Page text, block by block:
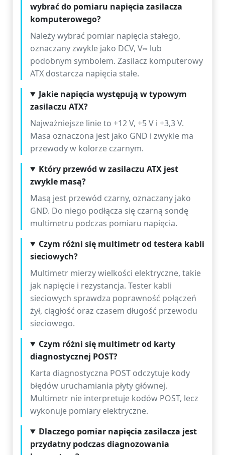
wybrać do pomiaru napięcia zasilacza
komputerowego?
Należy wybrać pomiar napięcia stałego,
oznaczany zwykle jako DCV, V⎓ lub
podobnym symbolem. Zasilacz komputerowy
ATX dostarcza napięcia stałe.
Jakie napięcia występują w typowym
zasilaczu ATX?
Najważniejsze linie to +12 V, +5 V i +3,3 V.
Masa oznaczona jest jako GND i zwykle ma
przewody w kolorze czarnym.
Który przewód w zasilaczu ATX jest
zwykle masą?
Masą jest przewód czarny, oznaczany jako
GND. Do niego podłącza się czarną sondę
multimetru podczas pomiaru napięcia.
Czym różni się multimetr od testera kabli
sieciowych?
Multimetr mierzy wielkości elektryczne, takie
jak napięcie i rezystancja. Tester kabli
sieciowych sprawdza poprawność połączeń
żył, ciągłość oraz czasem długość przewodu
sieciowego.
Czym różni się multimetr od karty
diagnostycznej POST?
Karta diagnostyczna POST odczytuje kody
błędów uruchamiania płyty głównej.
Multimetr nie interpretuje kodów POST, lecz
wykonuje pomiary elektryczne.
Dlaczego pomiar napięcia zasilacza jest
przydatny podczas diagnozowania